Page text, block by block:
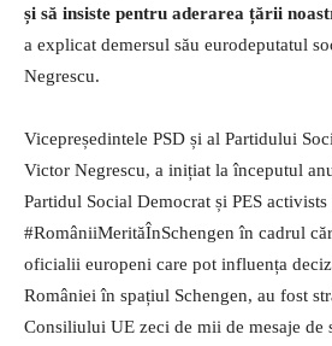
și să insiste pentru aderarea țării
a explicat demersul său eurodeputatul
Negrescu.
Vicepreședintele PSD și al Partidului
Victor Negrescu, a inițiat la începutul
Partidul Social Democrat și PES
#RomâniiMerităÎnSchengen în cadrul
oficialii europeni care pot influența
României în spațiul Schengen, au fost
Consiliului UE zeci de mii de mesaje de